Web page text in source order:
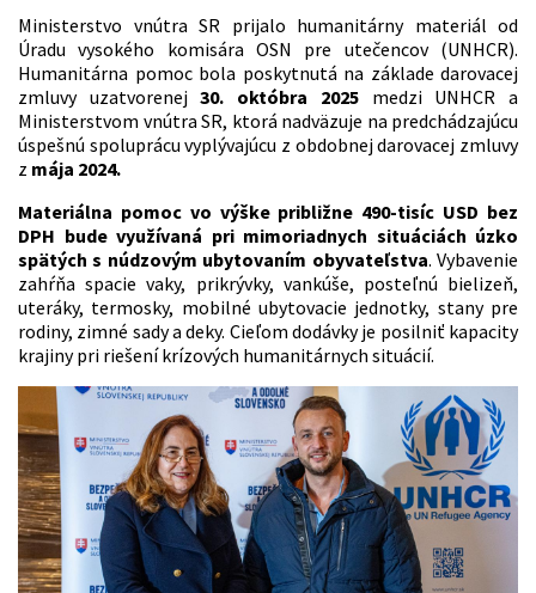
Ministerstvo vnútra SR prijalo humanitárny materiál od
Úradu vysokého komisára OSN pre utečencov (UNHCR).
Humanitárna pomoc bola poskytnutá na základe darovacej
zmluvy uzatvorenej30. októbra 2025medzi UNHCR a
Ministerstvom vnútra SR, ktorá nadväzuje na predchádzajúcu
úspešnú spoluprácu vyplývajúcu z obdobnej darovacej zmluvy
z mája 2024.
Materiálna pomoc vo výške približne 490-tisíc USD bez
DPH bude využívaná pri mimoriadnych situáciách úzko
spätých s núdzovým ubytovaním obyvateľstva. Vybavenie
zahŕňa spacie vaky, prikrývky, vankúše, posteľnú bielizeň,
uteráky, termosky, mobilné ubytovacie jednotky, stany pre
rodiny, zimné sady a deky. Cieľom dodávky je posilniť kapacity
krajiny pri riešení krízových humanitárnych situácií.